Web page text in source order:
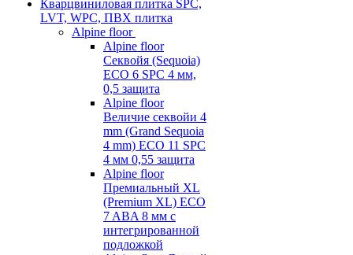
Кварцвиниловая плитка SPC,
LVT, WPC, ПВХ плитка
Alpine floor
Alpine floor
Секвойя (Sequoia)
ECO 6 SPC 4 мм,
0,5 защита
Alpine floor
Величие секвойи 4
mm (Grand Sequoia
4 mm) ECO 11 SPC
4 мм 0,55 защита
Alpine floor
Премиальный XL
(Premium XL) ECO
7 ABA 8 мм с
интегрированной
подложкой